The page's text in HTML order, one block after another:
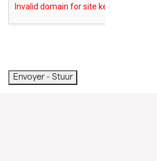
Envoyer - Stuur